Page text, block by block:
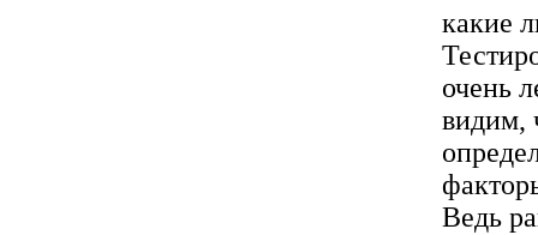
какие
очень
видим,
Ведь